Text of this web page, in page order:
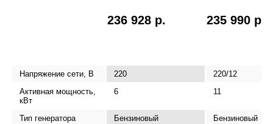
236 928 р. 235 990 р.
Напряжение сети, В 220
220/12
Активная мощность,
кВт
6 11
Тип генератора Бензиновый
Бензиновый